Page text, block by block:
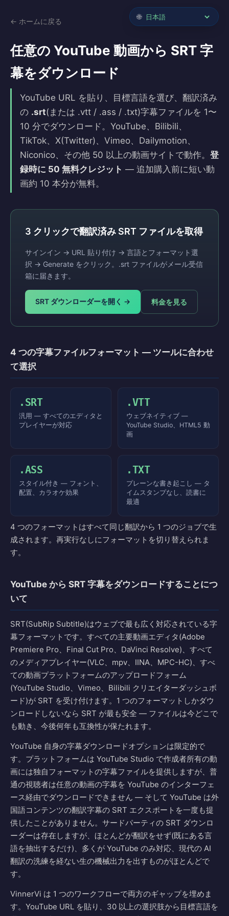
← ホームに戻る
任意の YouTube 動画から SRT 字
幕をダウンロード
YouTube URL を貼り、目標言語を選び、翻訳済み
の .srt(または .vtt / .ass / .txt)字幕ファイルを 1〜
10 分でダウンロード。YouTube、Bilibili、
TikTok、X(Twitter)、Vimeo、Dailymotion、
Niconico、その他 50 以上の動画サイトで動作。 登
録時に 50 無料クレジット — 追加購入前に短い動
画約 10 本分が無料。
3 クリックで翻訳済み SRT ファイルを取得
サインイン → URL 貼り付け → 言語とフォーマット選
択 → Generate をクリック。.srt ファイルがメール受信
箱に届きます。
SRT ダウンローダーを開く → 料金を見る
4 つの字幕ファイルフォーマット — ツールに合わせ
て選択
.SRT
汎用 — すべてのエディタと
プレイヤーが対応
.VTT
ウェブネイティブ —
YouTube Studio、HTML5 動
画
.ASS
スタイル付き — フォント、
配置、カラオケ効果
.TXT
プレーンな書き起こし — タ
イムスタンプなし、読書に
最適
4 つのフォーマットはすべて同じ翻訳から 1 つのジョブで生
成されます。再実行なしにフォーマットを切り替えられま
す。
YouTube から SRT 字幕をダウンロードすることにつ
いて
SRT(SubRip Subtitle)はウェブで最も広く対応されている字
幕フォーマットです。すべての主要動画エディタ(Adobe
Premiere Pro、Final Cut Pro、DaVinci Resolve)、すべて
のメディアプレイヤー(VLC、mpv、IINA、MPC-HC)、すべ
ての動画プラットフォームのアップロードフォーム
(YouTube Studio、Vimeo、Bilibili クリエイターダッシュボ
ード)が SRT を受け付けます。1 つのフォーマットしかダウ
ンロードしないなら SRT が最も安全 — ファイルは今どこで
も動き、今後何年も互換性が保たれます。
YouTube 自身の字幕ダウンロードオプションは限定的で
す。プラットフォームは YouTube Studio で作成者所有の動
画には独自フォーマットの字幕ファイルを提供しますが、普
通の視聴者は任意の動画の字幕を YouTube のインターフェ
ース経由でダウンロードできません — そして YouTube は外
国語コンテンツの翻訳字幕の SRT エクスポートを一度も提
供したことがありません。サードパーティの SRT ダウンロ
ーダーは存在しますが、ほとんどが翻訳をせず(既にある言
語を抽出するだけ)、多くが YouTube のみ対応、現代の AI
翻訳の洗練を経ない生の機械出力を出すものがほとんどで
す。
VinnerVi は 1 つのワークフローで両方のギャップを埋めま
す。YouTube URL を貼り、30 以上の選択肢から目標言語を
🌐